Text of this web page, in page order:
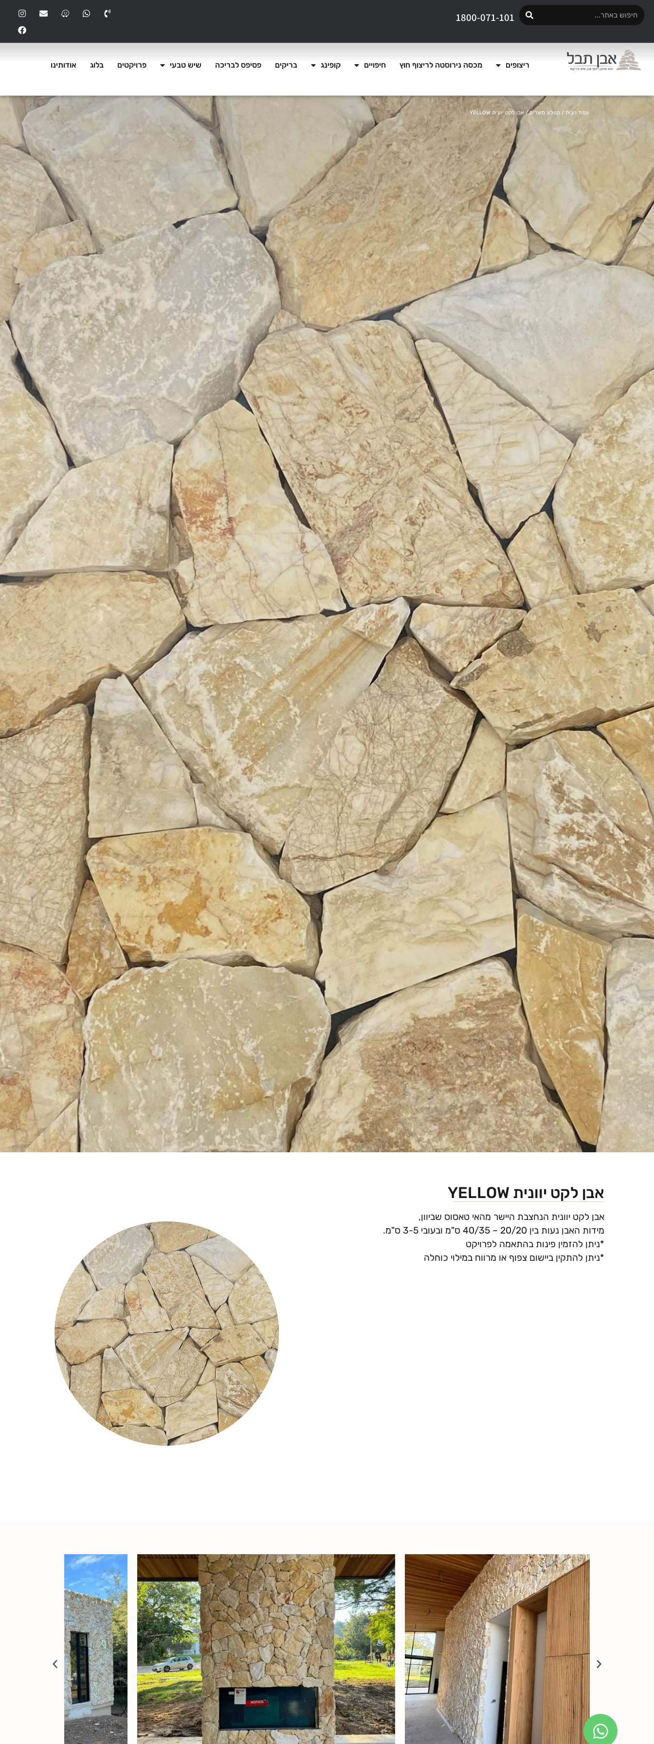
1800-071-101
ריצופים מכסה נירוסטה לריצוף חוץ חיפויים קופינג בריקים פסיפס לבריכה שיש טבעי פרויקטים בלוג אודותינו
עמוד הבית /קטלוג מוצרים/ אבן לקט יוונית YELLOW
אבן לקט יוונית YELLOW
אבן לקט יוונית הנחצבת היישר מהאי טאסוס שביוון,
מידות האבן נעות בין 20/20 – 40/35 ס"מ ובעובי 3-5 ס"מ.
*ניתן להזמין פינות בהתאמה לפרויקט
*ניתן להתקין ביישום צפוף או מרווח במילוי כוחלה